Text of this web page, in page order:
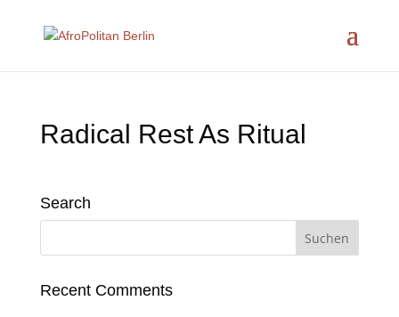
Radical Rest As Ritual
Search
Recent Comments